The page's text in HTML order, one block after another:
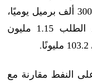
عالميًا خلال العام المقبل بنحو 300 ألف برميل يوميًا،
ليكون من المرجح أن يرتفع الطلب 1.15 مليون
النفط مقارنة مع